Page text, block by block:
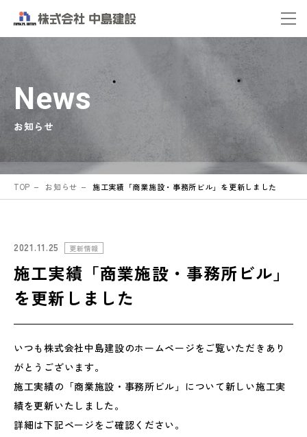
News
お知らせ
TOP お知らせ 施工実績「商業施設・事務所ビル」を更新しました
2021.11.25 更新情報
施工実績「商業施設・事務所ビル」
を更新しました
いつも株式会社中島建設のホームページをご覧いただきあり
がとうございます。
施工実績の「商業施設・事務所ビル」について新しい施工実
績を更新いたしました。
詳細は下記ページをご確認ください。